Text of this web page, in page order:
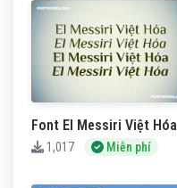
Font El Messiri Việt Hóa
1,017 Miễn phí